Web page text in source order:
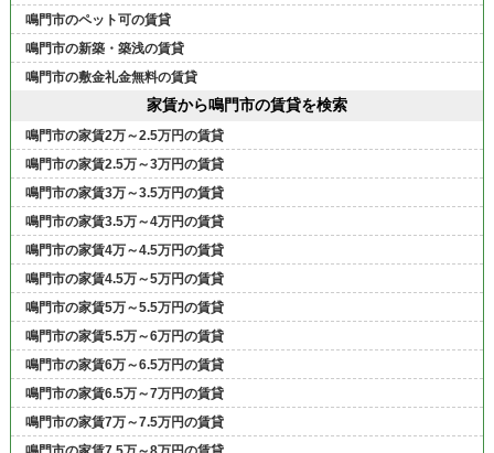
鳴門市のペット可の賃貸
鳴門市の新築・築浅の賃貸
鳴門市の敷金礼金無料の賃貸
家賃から鳴門市の賃貸を検索
鳴門市の家賃2万～2.5万円の賃貸
鳴門市の家賃2.5万～3万円の賃貸
鳴門市の家賃3万～3.5万円の賃貸
鳴門市の家賃3.5万～4万円の賃貸
鳴門市の家賃4万～4.5万円の賃貸
鳴門市の家賃4.5万～5万円の賃貸
鳴門市の家賃5万～5.5万円の賃貸
鳴門市の家賃5.5万～6万円の賃貸
鳴門市の家賃6万～6.5万円の賃貸
鳴門市の家賃6.5万～7万円の賃貸
鳴門市の家賃7万～7.5万円の賃貸